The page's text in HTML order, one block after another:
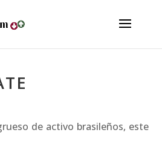
de activo brasileños, este